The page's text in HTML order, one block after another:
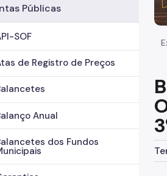
Públicas
SOF
de Registro de Preços
Anual
dos Fundos